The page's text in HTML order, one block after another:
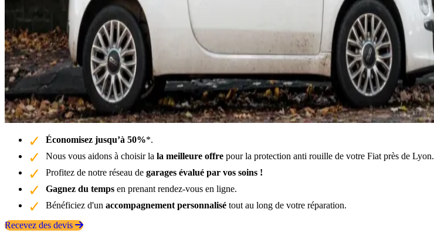
Économisez jusqu’à 50%*.
Nous vous aidons à choisir la la meilleure offre pour la protection anti rouille de votre Fiat près de Lyon.
Profitez de notre réseau de garages évalué par vos soins !
Gagnez du temps en prenant rendez-vous en ligne.
Bénéficiez d'un accompagnement personnalisé tout au long de votre réparation.
Recevez des devis